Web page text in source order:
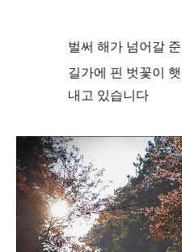
벌써 해가 넘어갈
길가에 핀 벗꽃이
내고 있습니다